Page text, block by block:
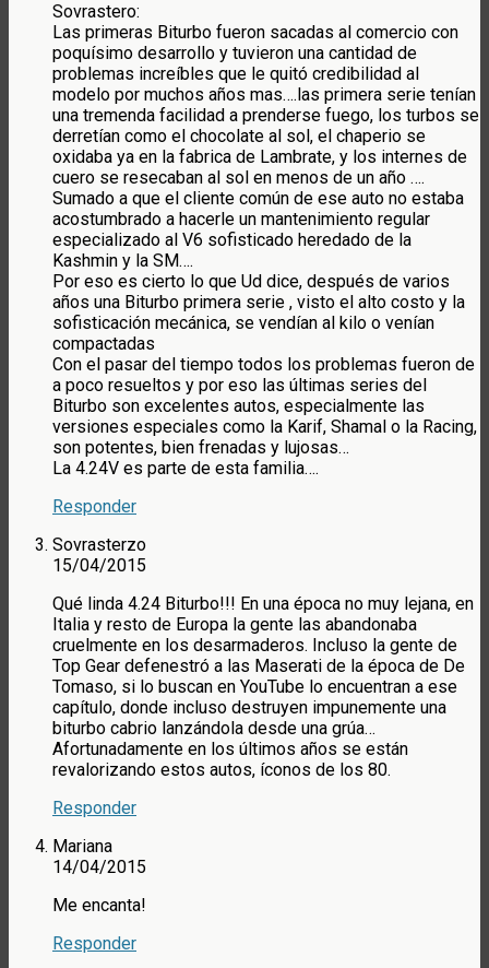
Sovrastero:
Las primeras Biturbo fueron sacadas al comercio con
poquísimo desarrollo y tuvieron una cantidad de
problemas increíbles que le quitó credibilidad al
modelo por muchos años mas….las primera serie tenían
una tremenda facilidad a prenderse fuego, los turbos se
derretían como el chocolate al sol, el chaperio se
oxidaba ya en la fabrica de Lambrate, y los internes de
cuero se resecaban al sol en menos de un año ….
Sumado a que el cliente común de ese auto no estaba
acostumbrado a hacerle un mantenimiento regular
especializado al V6 sofisticado heredado de la
Kashmin y la SM….
Por eso es cierto lo que Ud dice, después de varios
años una Biturbo primera serie , visto el alto costo y la
sofisticación mecánica, se vendían al kilo o venían
compactadas
Con el pasar del tiempo todos los problemas fueron de
a poco resueltos y por eso las últimas series del
Biturbo son excelentes autos, especialmente las
versiones especiales como la Karif, Shamal o la Racing,
son potentes, bien frenadas y lujosas…
La 4.24V es parte de esta familia….
Responder
Sovrasterzo
15/04/2015
Qué linda 4.24 Biturbo!!! En una época no muy lejana, en
Italia y resto de Europa la gente las abandonaba
cruelmente en los desarmaderos. Incluso la gente de
Top Gear defenestró a las Maserati de la época de De
Tomaso, si lo buscan en YouTube lo encuentran a ese
capítulo, donde incluso destruyen impunemente una
biturbo cabrio lanzándola desde una grúa…
Afortunadamente en los últimos años se están
revalorizando estos autos, íconos de los 80.
Responder
Mariana
14/04/2015
Me encanta!
Responder